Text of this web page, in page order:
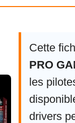
Cette
PRO
les
drivers